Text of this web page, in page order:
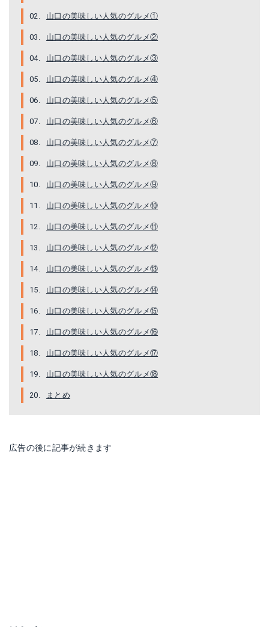
山口の美味しい人気のグルメ①
山口の美味しい人気のグルメ②
山口の美味しい人気のグルメ③
山口の美味しい人気のグルメ④
山口の美味しい人気のグルメ⑤
山口の美味しい人気のグルメ⑥
山口の美味しい人気のグルメ⑦
山口の美味しい人気のグルメ⑧
山口の美味しい人気のグルメ⑨
山口の美味しい人気のグルメ⑩
山口の美味しい人気のグルメ⑪
山口の美味しい人気のグルメ⑫
山口の美味しい人気のグルメ⑬
山口の美味しい人気のグルメ⑭
山口の美味しい人気のグルメ⑮
山口の美味しい人気のグルメ⑯
山口の美味しい人気のグルメ⑰
山口の美味しい人気のグルメ⑱
まとめ
広告の後に記事が続きます